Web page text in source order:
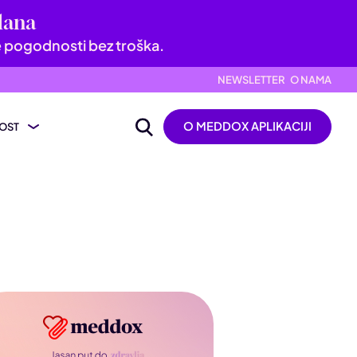
pogodnosti bez troška.
NEWSLETTER O NAMA
O MEDDOX APLIKACIJI